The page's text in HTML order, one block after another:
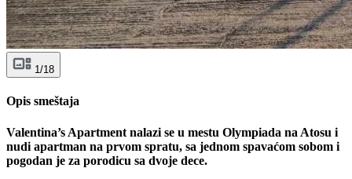
1/18
Opis smeštaja
Valentina’s Apartment nalazi se u mestu Olympiada na Atosu i
nudi apartman na prvom spratu, sa jednom spavaćom sobom i
pogodan je za porodicu sa dvoje dece.